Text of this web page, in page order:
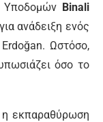
Υποδομών Binali
ανάδειξη ενός
Ωστόσο,
όσο το
η εκπαραθύρωση